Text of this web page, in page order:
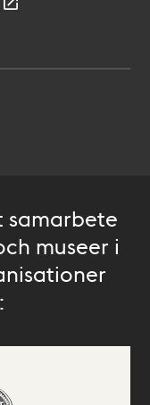
samarbete
museer i